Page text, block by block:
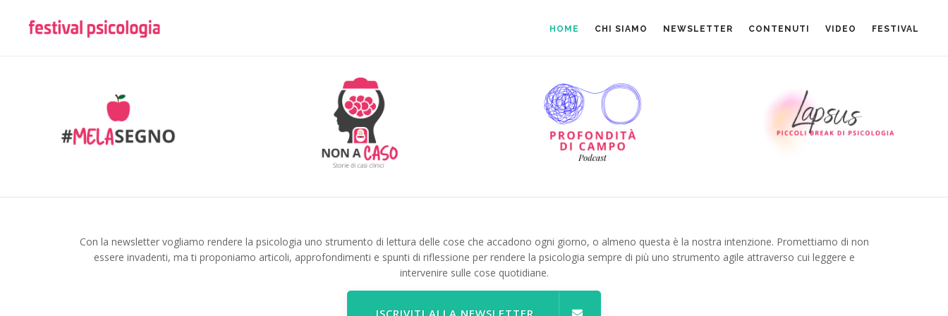
HOME CHI SIAMO NEWSLETTER CONTENUTI VIDEO FESTIVAL
Con la newsletter vogliamo rendere la psicologia uno strumento di lettura delle cose che accadono ogni giorno, o almeno questa è la nostra intenzione. Promettiamo di non
essere invadenti, ma ti proponiamo articoli, approfondimenti e spunti di riflessione per rendere la psicologia sempre di più uno strumento agile attraverso cui leggere e
intervenire sulle cose quotidiane.
ISCRIVITI ALLA NEWSLETTER